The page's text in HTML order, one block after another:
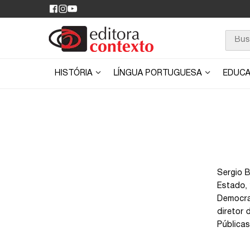
HISTÓRIA LÍNGUA PORTUGUESA
Sergio
Estado,
diretor